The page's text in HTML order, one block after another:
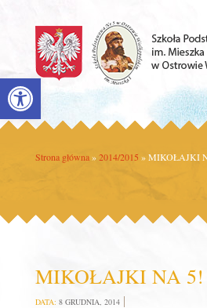
Open toolbar
Strona główna » 2014/2015 »MIKOŁAJKI
MIKOŁAJKI NA 5!
DATA: 8 GRUDNIA, 2014